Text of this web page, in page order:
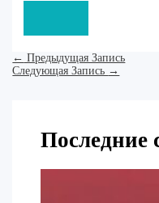
← Предыдущая Запись
Следующая Запись →
Последние